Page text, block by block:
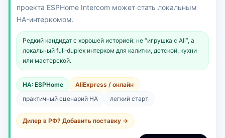
проекта ESPHome Intercom может стать локальным
HA-интеркомом.
Редкий кандидат с хорошей историей: не “игрушка с Ali”, а
локальный full‑duplex интерком для калитки, детской, кухни
или мастерской.
HA: ESPHome
AliExpress / онлайн
практичный сценарий HA
легкий старт
Дилер в РФ? Добавить поставку →